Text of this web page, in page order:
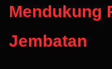
Mendukung
Jembatan